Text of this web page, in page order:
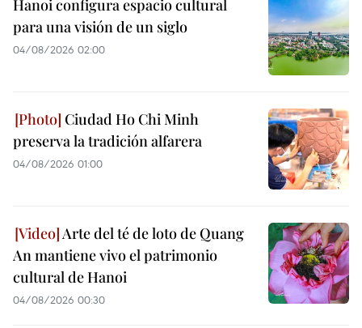
Hanoi configura espacio cultural
para una visión de un siglo
04/08/2026 02:00
Ciudad Ho Chi Minh
preserva la tradición alfarera
04/08/2026 01:00
Arte del té de loto de Quang
An mantiene vivo el patrimonio
cultural de Hanoi
04/08/2026 00:30